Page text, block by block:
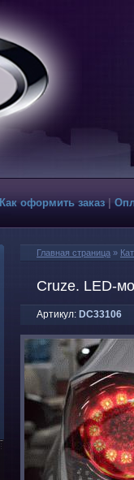
Как оформить заказ
Главная страница »
Cruze. LED-
Артикул: DC33106